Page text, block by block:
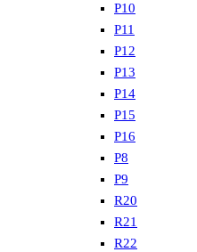
P10
P11
P12
P13
P14
P15
P16
P8
P9
R20
R21
R22